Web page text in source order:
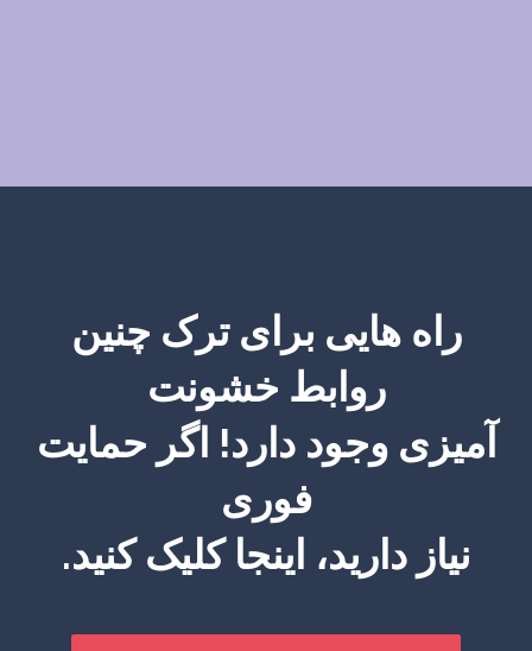
راه هایی برای ترک چنین
روابط خشونت
آمیزی وجود دارد! اگر حمایت
فوری
نیاز دارید، اینجا کلیک کنید.